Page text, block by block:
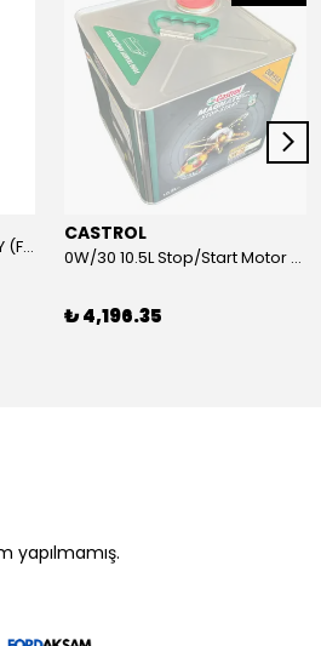
0W/20 6.2L Motor Yağı | FMY (Ford Motor Yağları)
CASTROL
0W/30 10.5L Stop/Start Motor Yağı | CASTROL
₺ 4,196.35
yapılmamış.